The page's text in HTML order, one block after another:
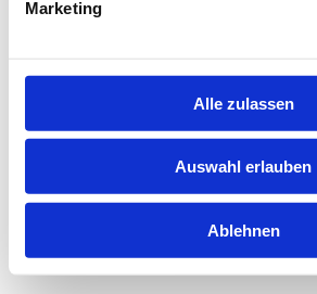
Marketing
Alle zulassen
Auswahl erlauben
Ablehnen